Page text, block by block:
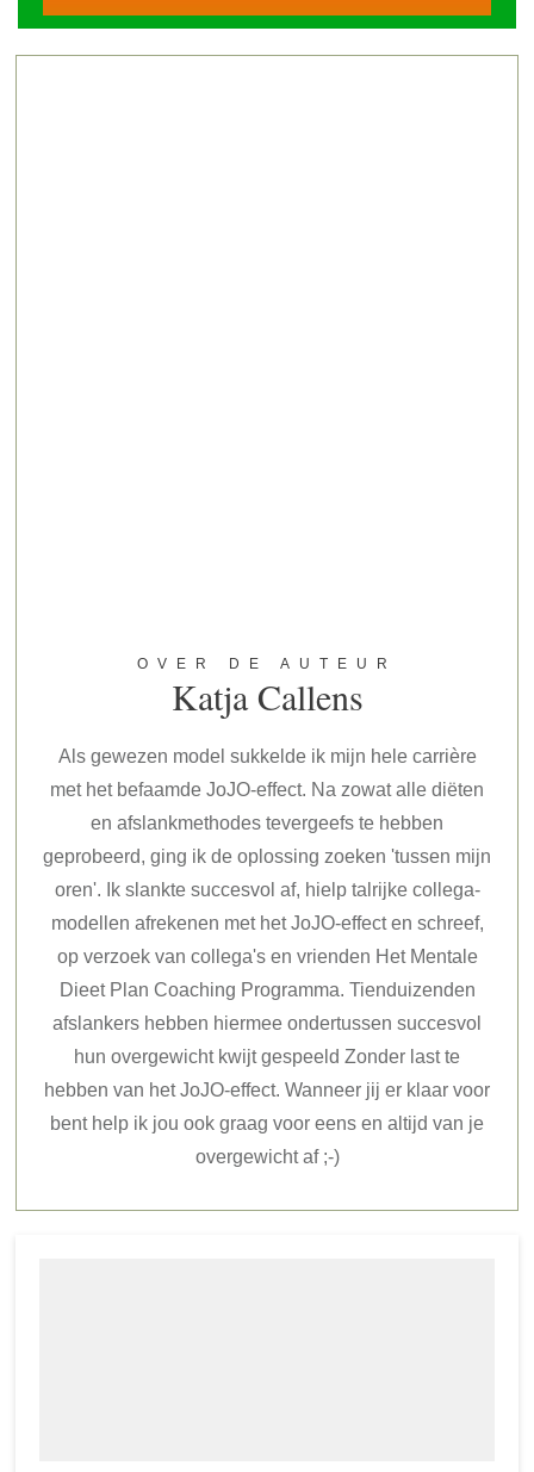
OVER DE AUTEUR
Katja Callens
Als gewezen model sukkelde ik mijn hele carrière
met het befaamde JoJO-effect. Na zowat alle diëten
en afslankmethodes tevergeefs te hebben
geprobeerd, ging ik de oplossing zoeken 'tussen mijn
oren'. Ik slankte succesvol af, hielp talrijke collega-
modellen afrekenen met het JoJO-effect en schreef,
op verzoek van collega's en vrienden Het Mentale
Dieet Plan Coaching Programma. Tienduizenden
afslankers hebben hiermee ondertussen succesvol
hun overgewicht kwijt gespeeld Zonder last te
hebben van het JoJO-effect. Wanneer jij er klaar voor
bent help ik jou ook graag voor eens en altijd van je
overgewicht af ;-)